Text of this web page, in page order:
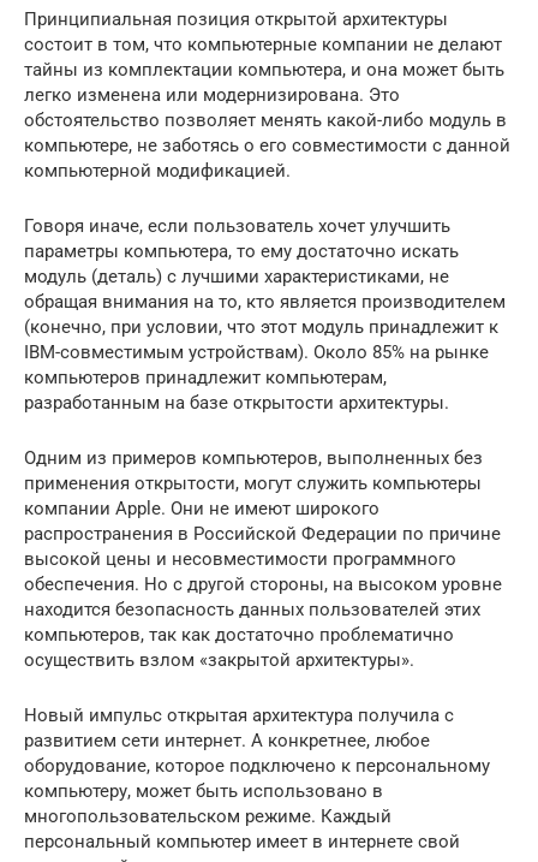
Принципиальная позиция открытой архитектуры
состоит в том, что компьютерные компании не делают
тайны из комплектации компьютера, и она может быть
легко изменена или модернизирована. Это
обстоятельство позволяет менять какой-либо модуль в
компьютере, не заботясь о его совместимости с данной
компьютерной модификацией.
Говоря иначе, если пользователь хочет улучшить
параметры компьютера, то ему достаточно искать
модуль (деталь) с лучшими характеристиками, не
обращая внимания на то, кто является производителем
(конечно, при условии, что этот модуль принадлежит к
IBM-совместимым устройствам). Около 85% на рынке
компьютеров принадлежит компьютерам,
разработанным на базе открытости архитектуры.
Одним из примеров компьютеров, выполненных без
применения открытости, могут служить компьютеры
компании Apple. Они не имеют широкого
распространения в Российской Федерации по причине
высокой цены и несовместимости программного
обеспечения. Но с другой стороны, на высоком уровне
находится безопасность данных пользователей этих
компьютеров, так как достаточно проблематично
осуществить взлом «закрытой архитектуры».
Новый импульс открытая архитектура получила с
развитием сети интернет. А конкретнее, любое
оборудование, которое подключено к персональному
компьютеру, может быть использовано в
многопользовательском режиме. Каждый
персональный компьютер имеет в интернете свой